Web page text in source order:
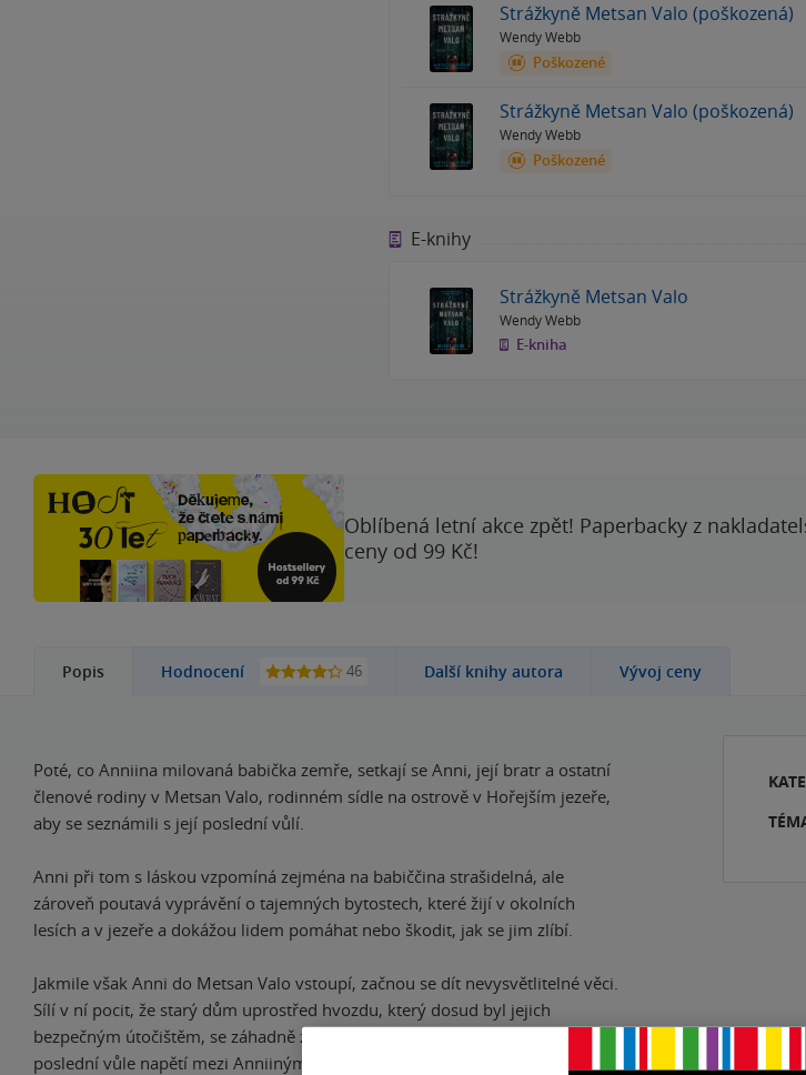
Strážkyně Metsan Valo (poškozená)
Wendy Webb
Poškozené
Strážkyně Metsan Valo (poškozená)
Wendy Webb
Poškozené
E-knihy
Strážkyně Metsan Valo
Wendy Webb
E-kniha
Oblíbená letní akce zpět! Paperbacky z
ceny od 99 Kč!
Popis Hodnocení 46 Další knihy autora Vývoj ceny
Poté, co Anniina milovaná babička zemře, setkají se Anni, její bratr a ostatní
členové rodiny v Metsan Valo, rodinném sídle na ostrově v Hořejším jezeře,
aby se seznámili s její poslední vůlí.
Anni při tom s láskou vzpomíná zejména na babiččina strašidelná, ale
zároveň poutavá vyprávění o tajemných bytostech, které žijí v okolních
lesích a v jezeře a dokážou lidem pomáhat nebo škodit, jak se jim zlíbí.
Jakmile však Anni do Metsan Valo vstoupí, začnou se dít nevysvětlitelné věci.
Sílí v ní pocit, že starý dům uprostřed hvozdu, který dosud byl jejich
bezpečným útočištěm, se záhadně změnil a vysílá varovné signály. Při čtení
poslední vůle napětí mezi Anniinými příbuznými značně vzrůstá.